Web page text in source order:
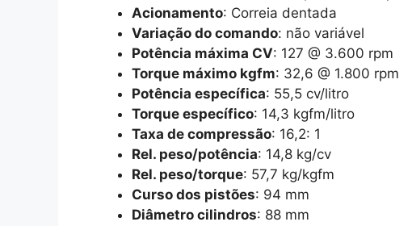
Acionamento: Correia dentada
Variação do comando: não variável
Potência máxima CV: 127 @ 3.600 rpm
Torque máximo kgfm: 32,6 @ 1.800 rpm
Potência específica: 55,5 cv/litro
Torque específico: 14,3 kgfm/litro
Taxa de compressão: 16,2: 1
Rel. peso/potência: 14,8 kg/cv
Rel. peso/torque: 57,7 kg/kgfm
Curso dos pistões: 94 mm
Diâmetro cilindros: 88 mm